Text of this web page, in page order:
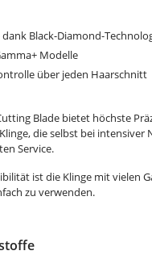
Black-Diamond-
Modelle
über jeden Haarschnitt
Blade bietet höchste
die selbst bei
Service.
ist die Klinge mit vielen
zu verwenden.